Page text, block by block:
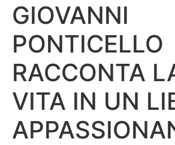
GIOVANNI
PONTICELLO
RACCONTA
VITA IN UN